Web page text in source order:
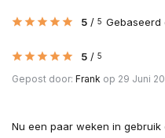
5 / 5 Gebaseerd
5 / 5
Gepost door: Frank op 29 Juni
Nu een paar weken in gebruik